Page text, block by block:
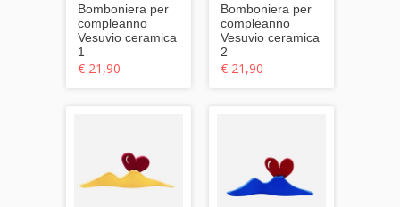
Bomboniera per
compleanno
Vesuvio ceramica
1
€ 21,90
Bomboniera per
compleanno
Vesuvio ceramica
2
€ 21,90